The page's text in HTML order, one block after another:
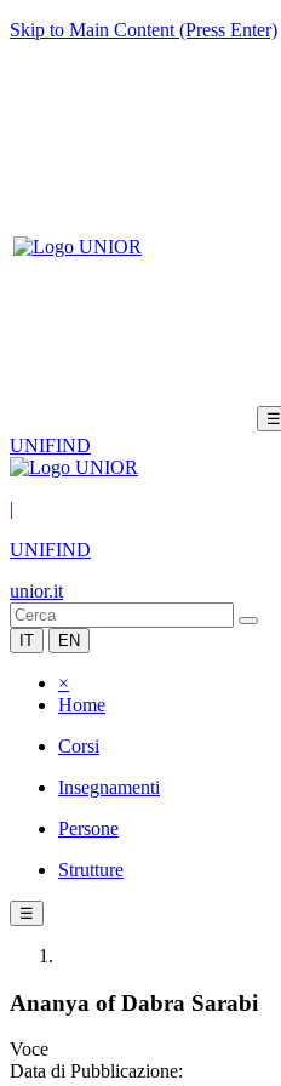
Skip to Main Content (Press Enter)
☰
UNIFIND
|
UNIFIND
unior.it
IT EN
×
Home
Corsi
Insegnamenti
Persone
Strutture
☰
Ananya of Dabra Sarabi
Voce
Data di Pubblicazione: